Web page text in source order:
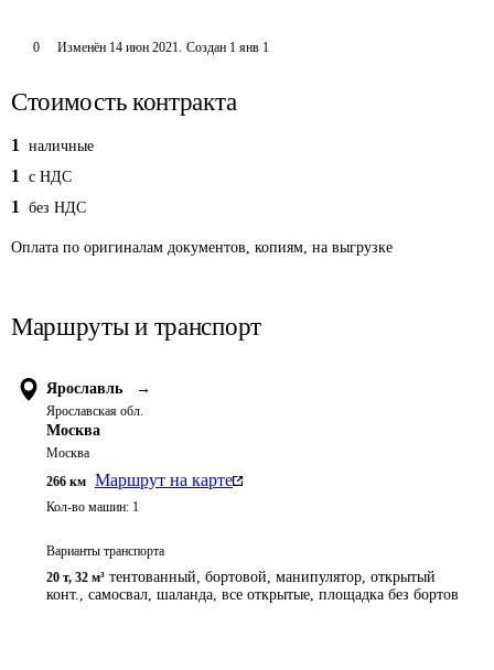
0 Изменён 14 июн 2021. Создан 1 янв 1
Стоимость контракта
1 наличные
1 c НДС
1 без НДС
Оплата по оригиналам документов, копиям, на выгрузке
Маршруты и транспорт
Ярославль →
Ярославская обл.
Москва
Москва
266 км Маршрут на карте
Кол-во машин: 1
Варианты транспорта
20 т, 32 м³ тентованный, бортовой, манипулятор, открытый
конт., самосвал, шаланда, все открытые, площадка без бортов